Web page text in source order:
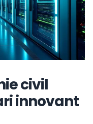
civil
innovant